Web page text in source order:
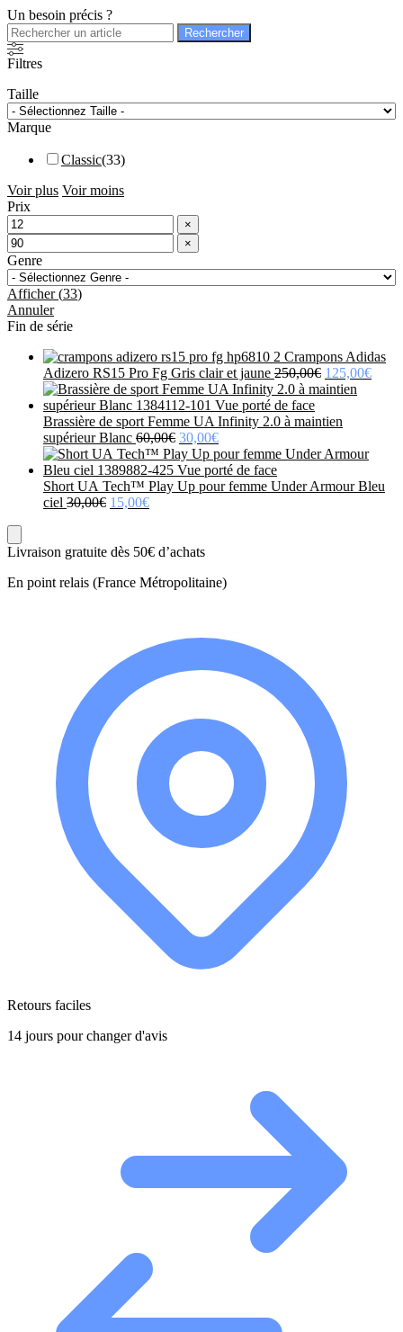
Un besoin précis ?
Rechercher :
Filtres
Taille
Marque
Classic(33)
Voir plus Voir moins
Prix
×
×
Genre
Afficher(33)
Annuler
Fin de série
Crampons Adidas
Adizero RS15 Pro Fg Gris clair et jaune 250,00€ Le
prix
était :
125,00€Le
Brassière de sport Femme UA Infinity 2.0 à maintien
supérieur Blanc 60,00€ Le
prix
initial
était :
30,00€Le
prix
actuel
est :
Short UA Tech™ Play Up pour femme Under Armour Bleu
ciel 30,00€ Le
était :
15,00€Le
est :
Livraison gratuite dès 50€ d’achats
En point relais (France Métropolitaine)
Retours faciles
14 jours pour changer d'avis